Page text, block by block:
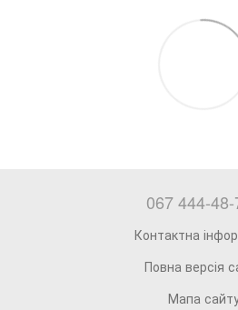
067 444-
Контактна
Повна версія
Мапа